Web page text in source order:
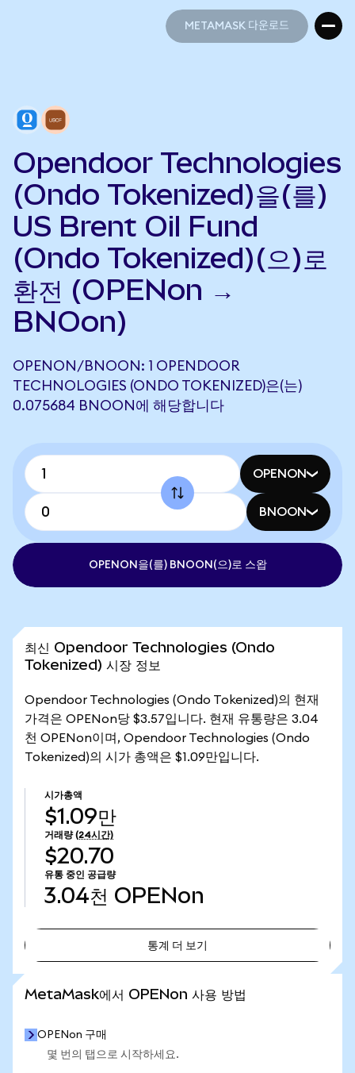
METAMASK 다운로드
Opendoor Technologies
(Ondo Tokenized)을(를)
US Brent Oil Fund
(Ondo Tokenized)(으)로
환전 (OPENon →
BNOon)
OPENON/BNOON: 1 OPENDOOR
TECHNOLOGIES (ONDO TOKENIZED)은(는)
0.075684 BNOON에 해당합니다
OPENON
BNOON
OPENON을(를) BNOON(으)로 스왑
최신 Opendoor Technologies (Ondo
Tokenized) 시장 정보
Opendoor Technologies (Ondo Tokenized)의 현재
가격은 OPENon당 $3.57입니다. 현재 유통량은 3.04
천 OPENon이며, Opendoor Technologies (Ondo
Tokenized)의 시가 총액은 $1.09만입니다.
시가총액
$1.09만
거래량 (24시간)
$20.70
유통 중인 공급량
3.04천 OPENon
통계 더 보기
MetaMask에서 OPENon 사용 방법
OPENon 구매
몇 번의 탭으로 시작하세요.